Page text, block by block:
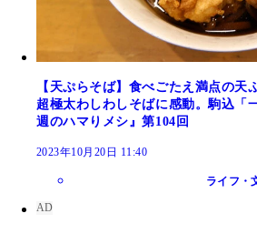
【天ぷらそば】食べごたえ満点の天
超極太わしわしそばに感動。駒込「
週のハマりメシ』第104回
2023年10月20日 11:40
ライフ・